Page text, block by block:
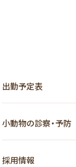
出勤予定表
小動物の診察・予防
採用情報